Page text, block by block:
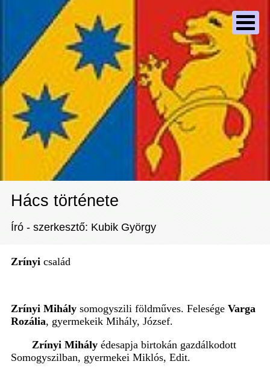
Hács története
Író - szerkesztő: Kubik György
Zrínyi család
Zrínyi Mihály somogyszili földműves. Felesége Varga
Rozália, gyermekeik Mihály, József.
Zrínyi Mihály édesapja birtokán gazdálkodott
Somogyszilban, gyermekei Miklós, Edit.